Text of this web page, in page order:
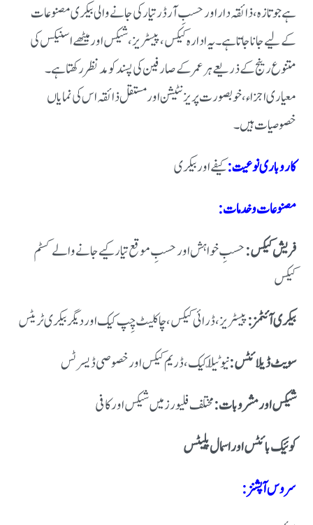
ہے جو تازہ، ذائقہ دار اور حسبِ آرڈر تیار کی جانے والی بیکری مصنوعات
کے لیے جانا جاتا ہے۔ یہ ادارہ کیکس، پیسٹریز، شیکس اور میٹھے اسنیکس کی
متنوع رینج کے ذریعے ہر عمر کے صارفین کی پسند کو مدنظر رکھتا ہے۔
معیاری اجزاء، خوبصورت پریزنٹیشن اور مستقل ذائقہ اس کی نمایاں
خصوصیات ہیں۔
کاروباری نوعیت:کیفے اور بیکری
مصنوعات و خدمات:
فریش کیکس:حسبِ خواہش اور حسبِ موقع تیار کیے جانے والے کسٹم
کیکس
بیکری آئٹمز:پیسٹریز، ڈرائی کیکس، چاکلیٹ چِپ کیک اور دیگر بیکری ٹریٹس
سویٹ ڈیلائٹس:نیوٹیلّا کیک، ڈریم کیکس اور خصوصی ڈیسرٹس
شیکس اور مشروبات:مختلف فلیورز میں شیکس اور کافی
کوئیک بائٹس اور اسمال پلیٹس
سروس آپشنز: